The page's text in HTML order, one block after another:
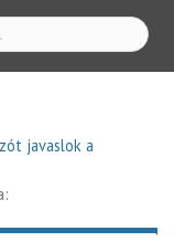
javaslok a